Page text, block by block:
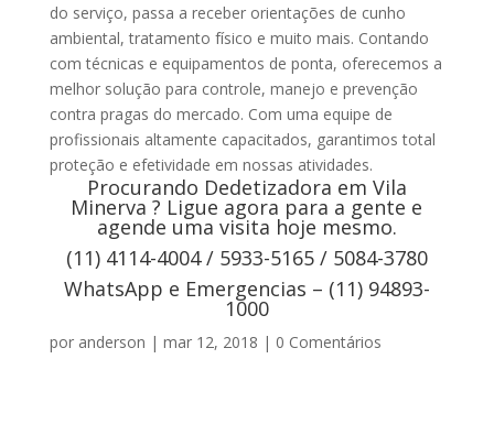
do serviço, passa a receber orientações de cunho
ambiental, tratamento físico e muito mais. Contando
com técnicas e equipamentos de ponta, oferecemos a
melhor solução para controle, manejo e prevenção
contra pragas do mercado. Com uma equipe de
profissionais altamente capacitados, garantimos total
proteção e efetividade em nossas atividades.
Procurando Dedetizadora em Vila
Minerva ? Ligue agora para a gente e
agende uma visita hoje mesmo.
(11) 4114-4004 / 5933-5165 / 5084-3780
WhatsApp e Emergencias – (11) 94893-
1000
por anderson | mar 12, 2018 | 0 Comentários